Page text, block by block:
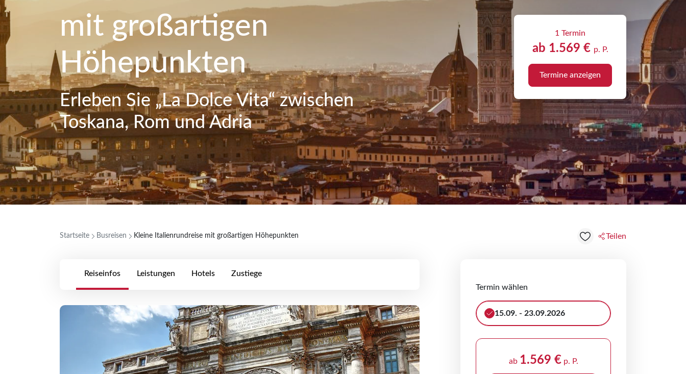
mit großartigen
Höhepunkten
Erleben Sie „La Dolce Vita“ zwischen
Toskana, Rom und Adria
1 Termin
ab 1.569 € p. P.
Termine anzeigen
Startseite Busreisen Kleine Italienrundreise mit großartigen Höhepunkten Teilen
Reiseinfos Leistungen Hotels Zustiege
Termin wählen
15.09. - 23.09.2026
ab 1.569 €p. P.